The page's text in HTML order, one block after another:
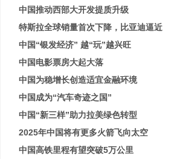
中国推动西部大开发提质升级
特斯拉全球销量首次下降，比亚迪逼近
中国“银发经济” 越“玩”越兴旺
中国电影票房大起大落
中国为稳增长创造适宜金融环境
中国成为“汽车奇迹之国”
中国“新三样”助力拉美绿色转型
2025年中国将有更多火箭飞向太空
中国高铁里程有望突破5万公里